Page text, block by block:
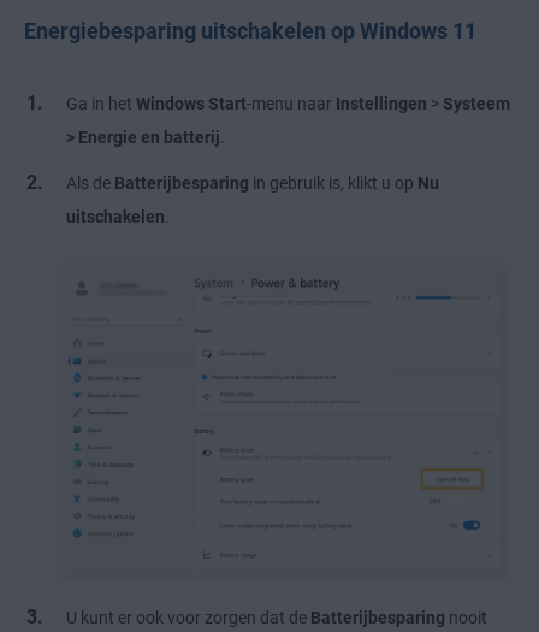
Energiebesparing uitschakelen op Windows 11
Ga in het Windows Start-menu naar Instellingen > Systeem
> Energie en batterij
Als de Batterijbesparing in gebruik is, klikt u op Nu
uitschakelen
U kunt er ook voor zorgen dat de Batterijbesparing nooit